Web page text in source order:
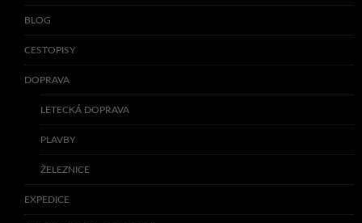
BLOG
CESTOPISY
DOPRAVA
LETECKÁ DOPRAVA
PLAVBY
ŽELEZNICE
EXPEDICE